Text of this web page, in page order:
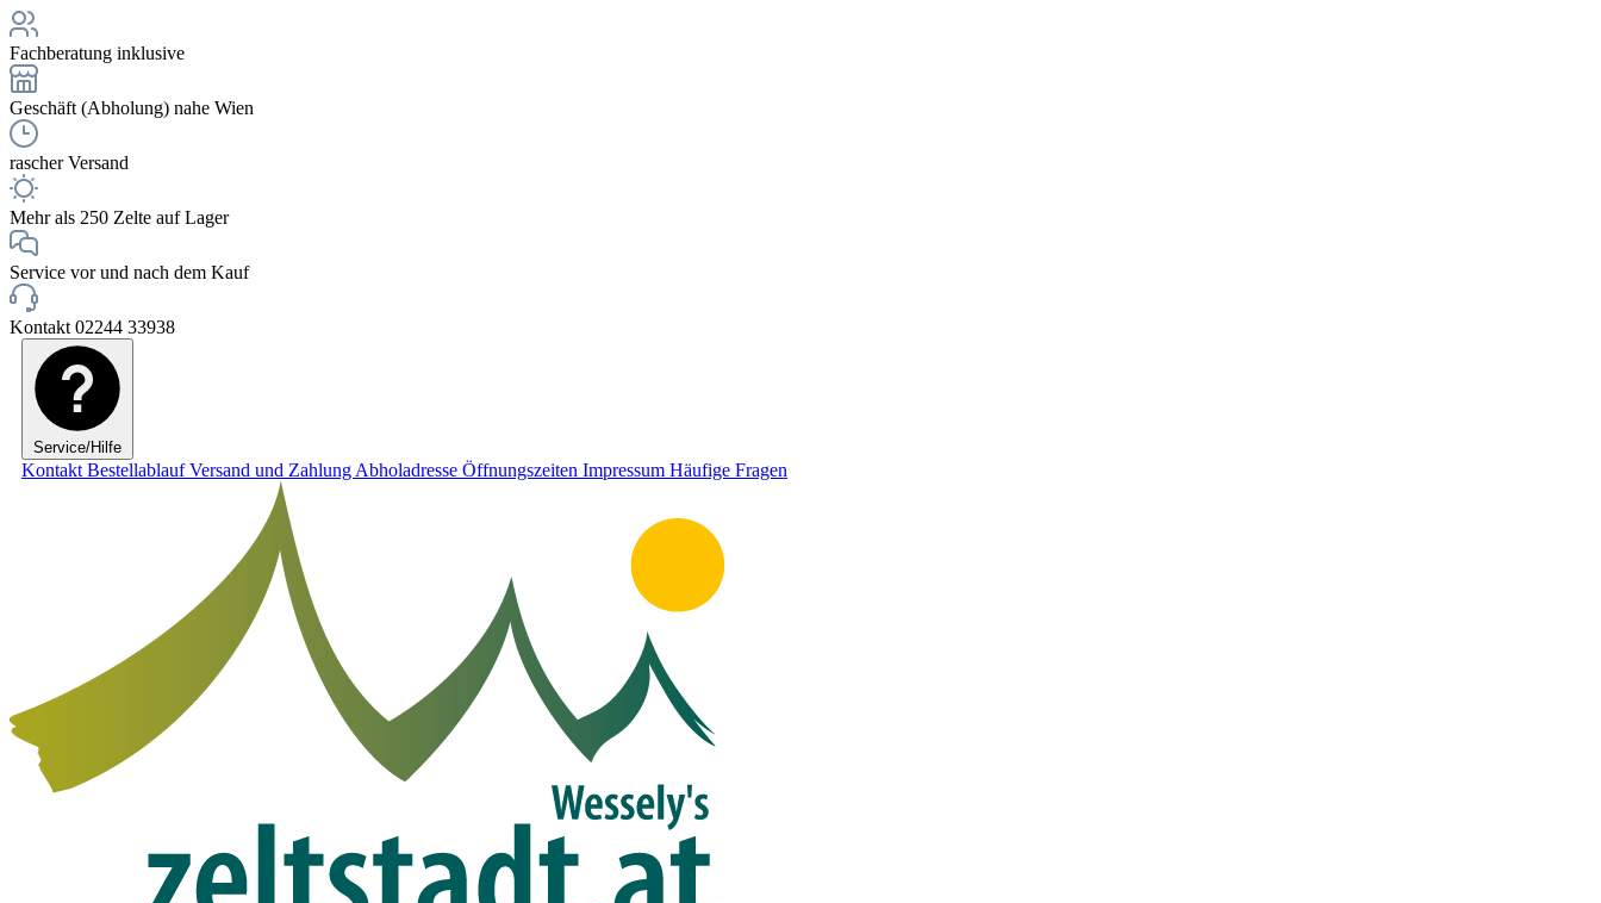
Fachberatung inklusive
Geschäft (Abholung) nahe Wien
rascher Versand
Mehr als 250 Zelte auf Lager
Service vor und nach dem Kauf
Kontakt 02244 33938
Service/Hilfe
Kontakt BestellablaufVersand und Zahlung Abholadresse Öffnungszeiten Impressum Häufige Fragen